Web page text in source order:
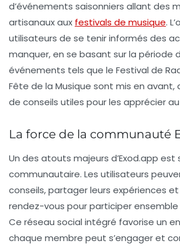
d’événements saisonniers allant des
artisanaux aux festivals de musique.
utilisateurs de se tenir informés des
manquer, en se basant sur la période
événements tels que le Festival de
Fête de la Musique sont mis en avant,
de conseils utiles pour les apprécier
La force de la communauté
Un des atouts majeurs d’Exod.app
communautaire. Les utilisateurs
conseils, partager leurs expériences
rendez-vous pour participer
Ce réseau social intégré favorise un
chaque membre peut s’engager et